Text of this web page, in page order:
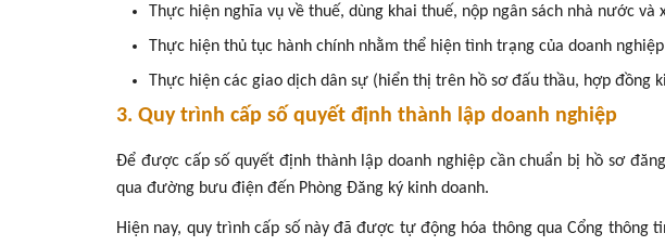
Thực hiện nghĩa vụ về thuế, dùng khai thuế, nộp ngân sách nhà nước
Thực hiện thủ tục hành chính nhằm thể hiện tình trạng của doanh
Thực hiện các giao dịch dân sự (hiển thị trên hồ sơ đấu thầu, hợp đồng
3. Quy trình cấp số quyết định thành lập doanh nghiệp
Để được cấp số quyết định thành lập doanh nghiệp cần chuẩn bị hồ sơ
qua đường bưu điện đến Phòng Đăng ký kinh doanh.
Hiện nay, quy trình cấp số này đã được tự động hóa thông qua Cổng thông